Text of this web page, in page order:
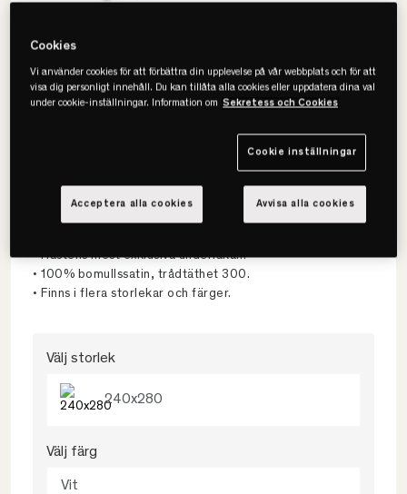
Hästens
Satin Pure Underlakan
• Hästens mest exklusiva underlakan.
• 100% bomullssatin, trådtäthet 300.
• Finns i flera storlekar och färger.
Välj storlek
240x280
Välj färg
Vit
Cookies
Vi använder cookies för att förbättra din upplevelse på vår webbplats och för att
visa dig personligt innehåll. Du kan tillåta alla cookies eller uppdatera dina val
under cookie-inställningar. Information om Sekretess och Cookies
Cookie inställningar
Avvisa alla cookies
Acceptera alla cookies